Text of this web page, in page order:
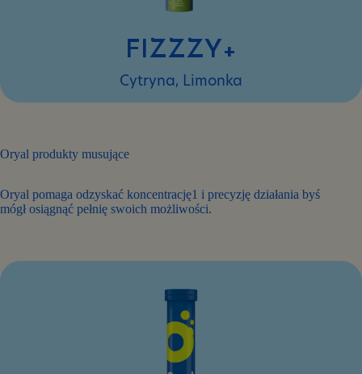
FIZZZY+
Cytryna, Limonka
Oryal produkty musujące
Oryal pomaga odzyskać koncentrację1 i precyzję działania byś
mógł osiągnąć pełnię swoich możliwości.